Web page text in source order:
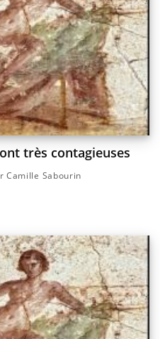
très contagieuses
Camille Sabourin